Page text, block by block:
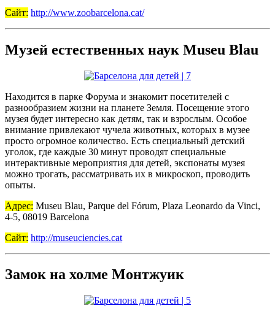
Сайт: http://www.zoobarcelona.cat/
Музей естественных наук Museu Blau
Находится в парке Форума и знакомит посетителей с
разнообразием жизни на планете Земля. Посещение этого
музея будет интересно как детям, так и взрослым. Особое
внимание привлекают чучела животных, которых в музее
просто огромное количество. Есть специальный детский
уголок, где каждые 30 минут проводят специальные
интерактивные мероприятия для детей, экспонаты музея
можно трогать, рассматривать их в микроскоп, проводить
опыты.
Адрес: Museu Blau, Parque del Fórum, Plaza Leonardo da Vinci,
4-5, 08019 Barcelona
Сайт: http://museuciencies.cat
Замок на холме Монтжуик